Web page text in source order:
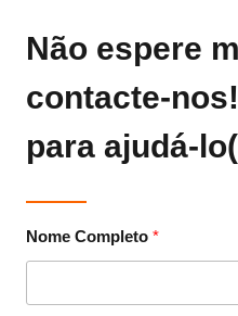
Não espere
contacte-
para ajudá-
Nome Completo